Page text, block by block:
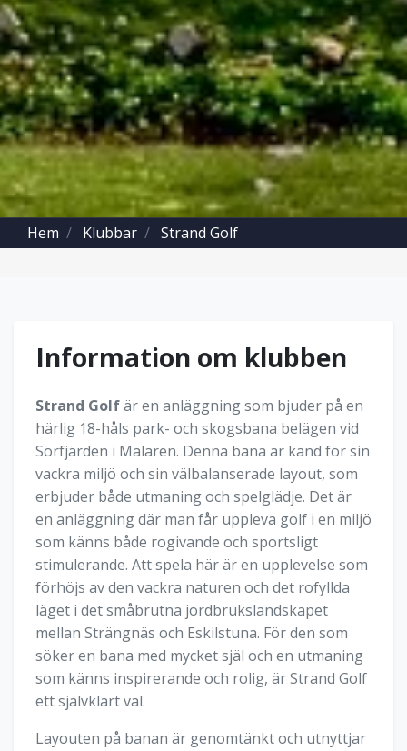
Hem Klubbar Strand Golf
Information om klubben
Strand Golfär en anläggning som bjuder på en
härlig 18-håls park- och skogsbana belägen vid
Sörfjärden i Mälaren. Denna bana är känd för sin
vackra miljö och sin välbalanserade layout, som
erbjuder både utmaning och spelglädje. Det är
en anläggning där man får uppleva golf i en miljö
som känns både rogivande och sportsligt
stimulerande. Att spela här är en upplevelse som
förhöjs av den vackra naturen och det rofyllda
läget i det småbrutna jordbrukslandskapet
mellan Strängnäs och Eskilstuna. För den som
söker en bana med mycket själ och en utmaning
som känns inspirerande och rolig, är Strand Golf
ett självklart val.
Layouten på banan är genomtänkt och utnyttjar